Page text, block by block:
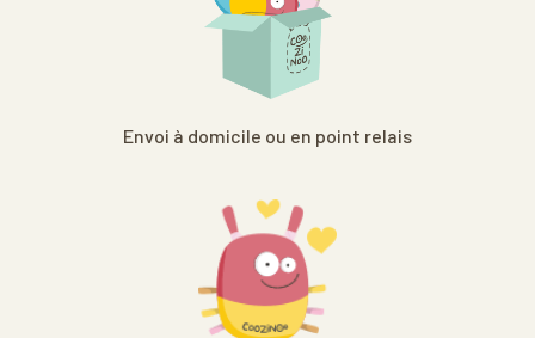
Envoi à domicile ou en point relais